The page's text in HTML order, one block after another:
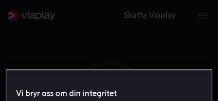
Skaffa Viaplay
Vi bryr oss om din integritet